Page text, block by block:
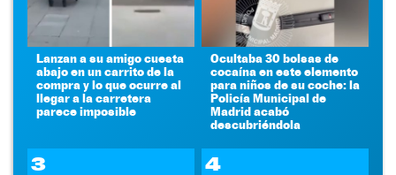
Lanzan a su amigo cuesta
abajo en un carrito de la
compra y lo que ocurre al
llegar a la carretera
parece imposible
Ocultaba 30 bolsas de
cocaína en este elemento
para niños de su coche: la
Policía Municipal de
Madrid acabó
descubriéndola
3 4